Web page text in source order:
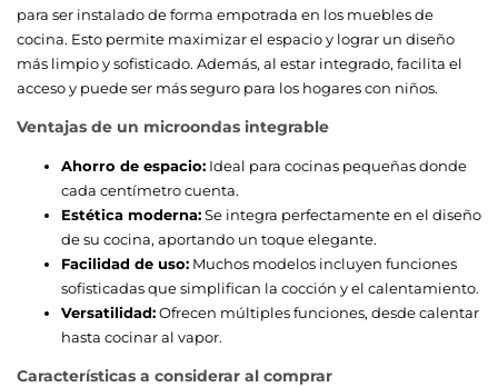
para ser instalado de forma empotrada en los muebles de
cocina. Esto permite maximizar el espacio y lograr un diseño
más limpio y sofisticado. Además, al estar integrado, facilita el
acceso y puede ser más seguro para los hogares con niños.
Ventajas de un microondas integrable
Ahorro de espacio: Ideal para cocinas pequeñas donde
cada centímetro cuenta.
Estética moderna:Se integra perfectamente en el diseño
de su cocina, aportando un toque elegante.
Facilidad de uso: Muchos modelos incluyen funciones
sofisticadas que simplifican la cocción y el calentamiento.
Versatilidad:Ofrecen múltiples funciones, desde calentar
hasta cocinar al vapor.
Características a considerar al comprar